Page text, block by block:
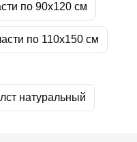
по 90х120 см
по 110х150 см
натуральный